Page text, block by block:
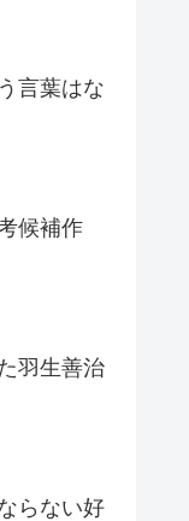
言葉はな
候補作
羽生善治
らない好